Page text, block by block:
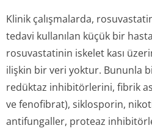
Klinik çalışmalarda,
tedavi kullanılan küçük bir
rosuvastatinin iskelet kası
ilişkin bir veri yoktur. Bununla
redüktaz inhibitörlerini, fibrik
ve fenofibrat), siklosporin,
antifungaller, proteaz